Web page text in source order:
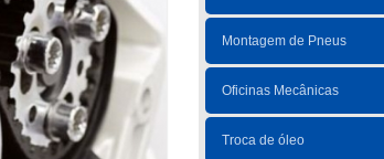
Montagem de Pneus
Oficinas Mecânicas
Troca de óleo